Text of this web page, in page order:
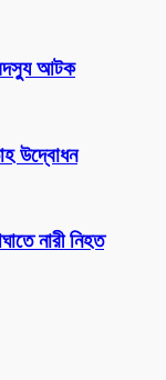
আটক
উদ্বোধন
নারী নিহত